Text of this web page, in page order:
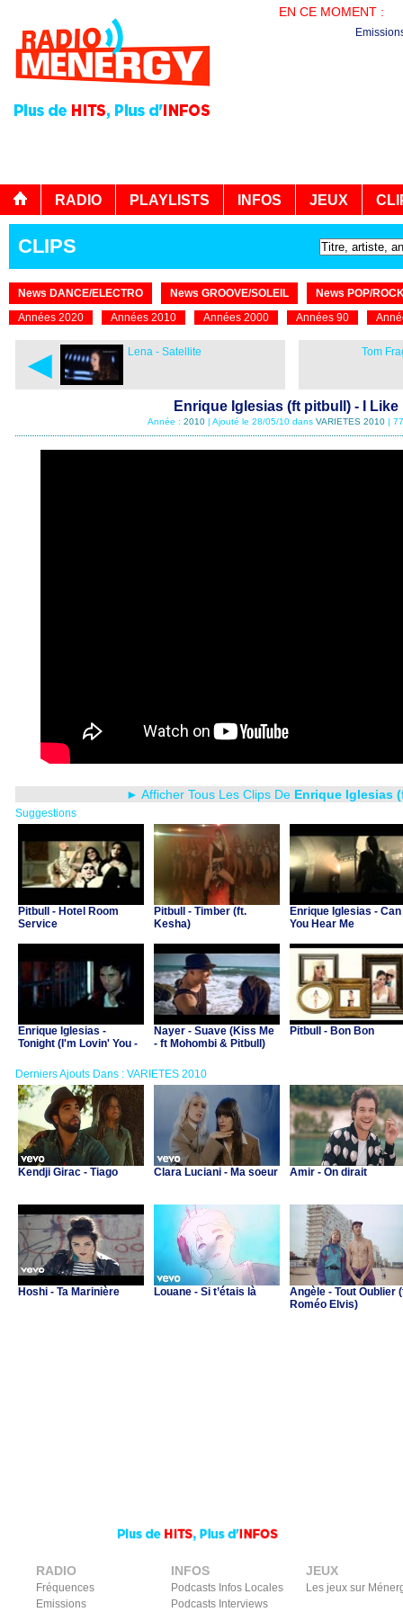
EN CE MOMENT :
RADIO PLAYLISTS INFOS JEUX
CLIPS
News DANCE/ELECTRO News GROOVE/SOLEIL
News POP/
Années 2020
Années 2010 Années 2000 Années 90
◄ Lena - Satellite Tom
Enrique Iglesias (ft pitbull) - I Like
Année : 2010| Ajouté le 28/05/10 dans VARIETES 2010|
► Afficher Tous Les Clips De Enrique Iglesias
Suggestions
Pitbull - Hotel Room
Service
Pitbull - Timber (ft.
Kesha)
Enrique Iglesias - Can
You Hear Me
Enrique Iglesias -
Tonight (I'm Lovin' You -
Nayer - Suave (Kiss Me
- ft Mohombi & Pitbull)
Pitbull - Bon Bon
Derniers Ajouts Dans : VARIETES 2010
Kendji Girac - Tiago Clara Luciani - Ma soeur Amir - On dirait
Hoshi - Ta Marinière Louane - Si t’étais là
Angèle - Tout Oublier
Roméo Elvis)
RADIO
Fréquences
Emissions
INFOS
Podcasts Infos Locales
Podcasts Interviews
JEUX
Les jeux sur